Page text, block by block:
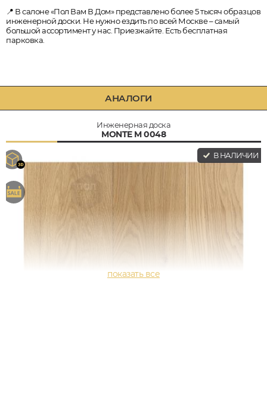
📍 В салоне «Пол Вам В Дом» представлено более 5 тысяч образцов
инженерной доски. Не нужно ездить по всей Москве – самый
большой ассортимент у нас. Приезжайте. Есть бесплатная
парковка.
АНАЛОГИ
Инженерная доска
MONTE M 0048
В НАЛИЧИИ